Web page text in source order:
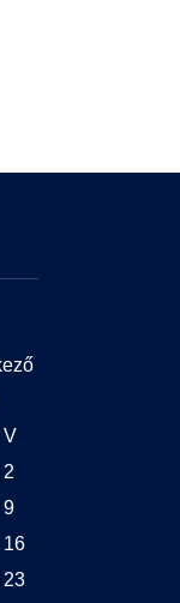
V
2
9
16
23